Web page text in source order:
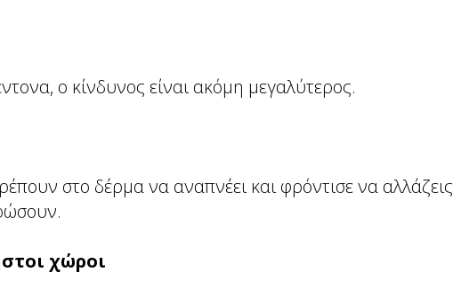
ο κίνδυνος είναι ακόμη μεγαλύτερος.
στο δέρμα να αναπνέει και φρόντισε να αλλάζεις
χώροι